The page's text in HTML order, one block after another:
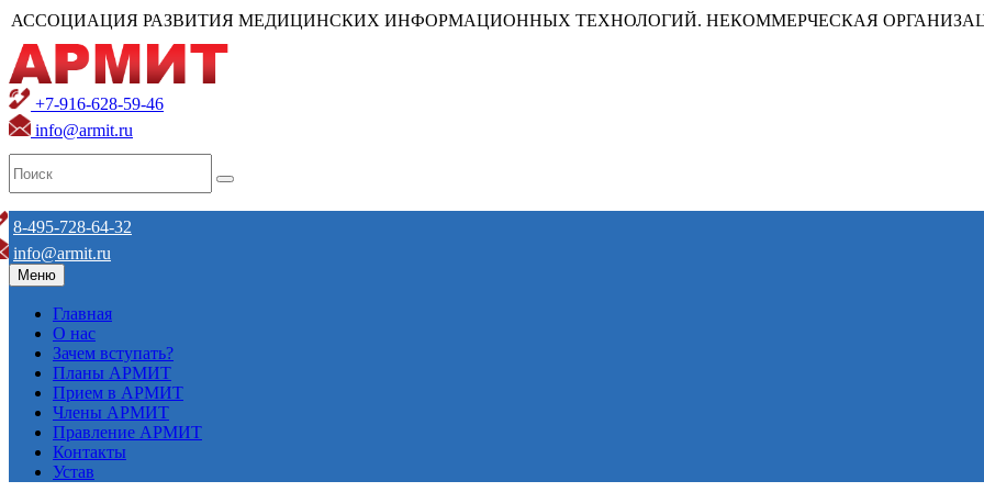
АССОЦИАЦИЯ РАЗВИТИЯ МЕДИЦИНСКИХ ИНФОРМАЦИОННЫХ ТЕХНОЛОГИЙ. НЕКОММЕРЧЕСКАЯ
+7-916-628-59-46
info@armit.ru
8-495-728-64-32
info@armit.ru
Меню
Главная
О нас
Зачем вступать?
Планы АРМИТ
Прием в АРМИТ
Члены АРМИТ
Правление АРМИТ
Контакты
Устав